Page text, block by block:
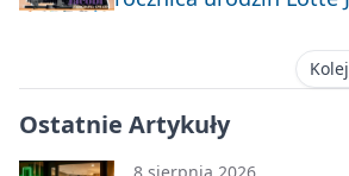
Ostatnie Artykuły